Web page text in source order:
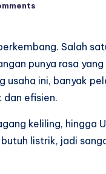
Salah
punya rasa
usaha ini, banyak
dan efisien.
keliling, hingga
listrik, jadi